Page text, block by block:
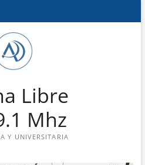
Libre
Mhz
Y UNIVERSITARIA